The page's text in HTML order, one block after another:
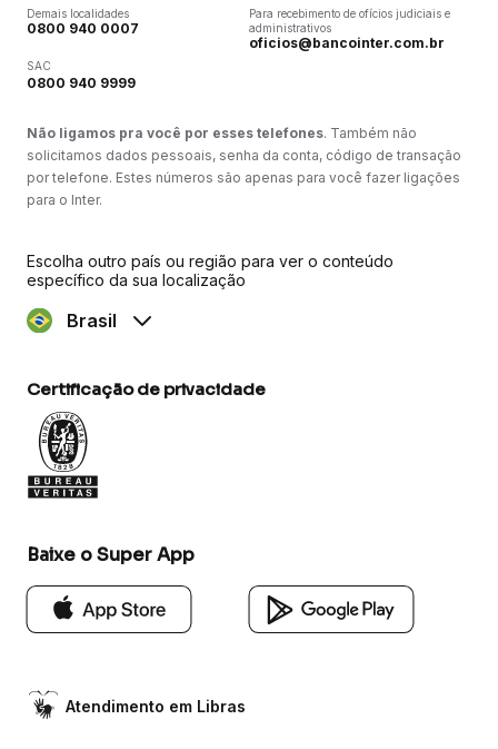
Demais localidades
0800 940 0007
SAC
0800 940 9999
Para recebimento de ofícios judiciais e
administrativos
oficios@bancointer.com.br
Não ligamos pra você por esses telefones. Também não
solicitamos dados pessoais, senha da conta, código de transação
por telefone. Estes números são apenas para você fazer ligações
para o Inter.
Escolha outro país ou região para ver o conteúdo
específico da sua localização
Brasil
Certificação de privacidade
Baixe o Super App
Atendimento em Libras